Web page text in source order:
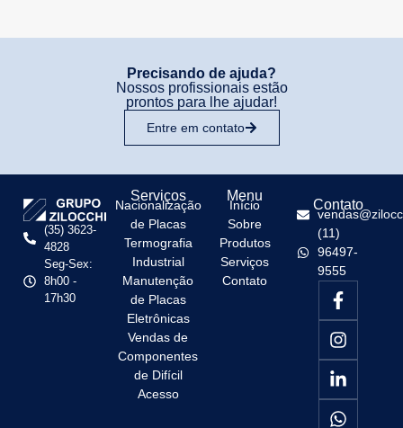
Precisando de ajuda?
Nossos profissionais estão
prontos para lhe ajudar!
Entre em contato
(35) 3623-
4828
Seg-Sex:
8h00 -
17h30
Serviços
Nacionalização
de Placas
Termografia
Industrial
Manutenção
de Placas
Eletrônicas
Vendas de
Componentes
de Difícil
Acesso
Menu
Início
Sobre
Produtos
Serviços
Contato
Contato
(11)
96497-
9555